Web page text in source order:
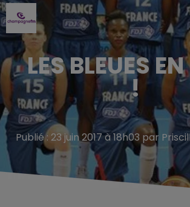
LES BLEUES
!
Publié : 23 juin 2017 à 18h03 par